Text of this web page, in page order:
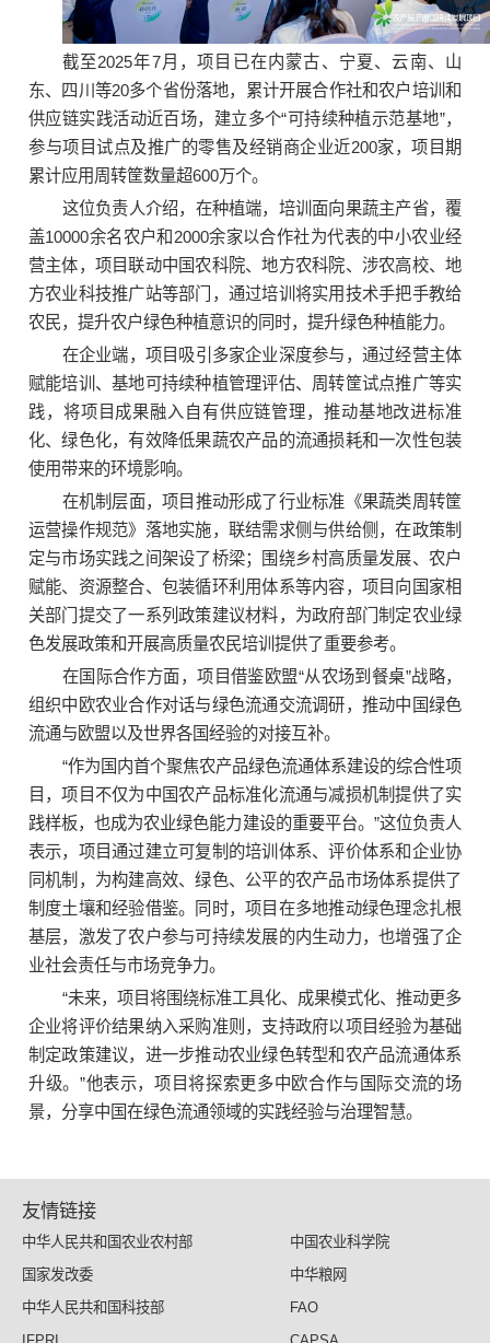
截至2025年7月，项目已在内蒙古、宁夏、云南、山
东、四川等20多个省份落地，累计开展合作社和农户培训和
供应链实践活动近百场，建立多个“可持续种植示范基地”，
参与项目试点及推广的零售及经销商企业近200家，项目期
累计应用周转筐数量超600万个。
这位负责人介绍，在种植端，培训面向果蔬主产省，覆
盖10000余名农户和2000余家以合作社为代表的中小农业经
营主体，项目联动中国农科院、地方农科院、涉农高校、地
方农业科技推广站等部门，通过培训将实用技术手把手教给
农民，提升农户绿色种植意识的同时，提升绿色种植能力。
在企业端，项目吸引多家企业深度参与，通过经营主体
赋能培训、基地可持续种植管理评估、周转筐试点推广等实
践，将项目成果融入自有供应链管理，推动基地改进标准
化、绿色化，有效降低果蔬农产品的流通损耗和一次性包装
使用带来的环境影响。
在机制层面，项目推动形成了行业标准《果蔬类周转筐
运营操作规范》落地实施，联结需求侧与供给侧，在政策制
定与市场实践之间架设了桥梁；围绕乡村高质量发展、农户
赋能、资源整合、包装循环利用体系等内容，项目向国家相
关部门提交了一系列政策建议材料，为政府部门制定农业绿
色发展政策和开展高质量农民培训提供了重要参考。
在国际合作方面，项目借鉴欧盟“从农场到餐桌”战略，
组织中欧农业合作对话与绿色流通交流调研，推动中国绿色
流通与欧盟以及世界各国经验的对接互补。
“作为国内首个聚焦农产品绿色流通体系建设的综合性项
目，项目不仅为中国农产品标准化流通与减损机制提供了实
践样板，也成为农业绿色能力建设的重要平台。”这位负责人
表示，项目通过建立可复制的培训体系、评价体系和企业协
同机制，为构建高效、绿色、公平的农产品市场体系提供了
制度土壤和经验借鉴。同时，项目在多地推动绿色理念扎根
基层，激发了农户参与可持续发展的内生动力，也增强了企
业社会责任与市场竞争力。
“未来，项目将围绕标准工具化、成果模式化、推动更多
企业将评价结果纳入采购准则，支持政府以项目经验为基础
制定政策建议，进一步推动农业绿色转型和农产品流通体系
升级。”他表示，项目将探索更多中欧合作与国际交流的场
景，分享中国在绿色流通领域的实践经验与治理智慧。
友情链接
中华人民共和国农业农村部
中国农业科学院
国家发改委
中华粮网
中华人民共和国科技部
FAO